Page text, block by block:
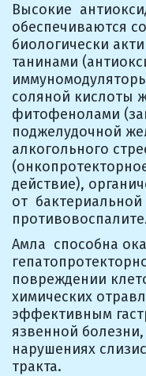
Высокие
обеспечиваются
биологически
танинами
соляной кислоты
фитофенолами
поджелудочной
алкогольного
действие),
от
Амла  способна
повреждении
химических
эффективным
язвенной болезни,
нарушениях
тракта.